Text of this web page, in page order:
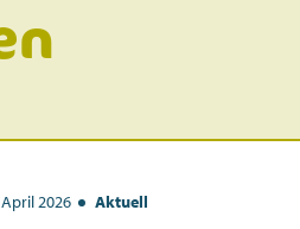
2026 Aktuell